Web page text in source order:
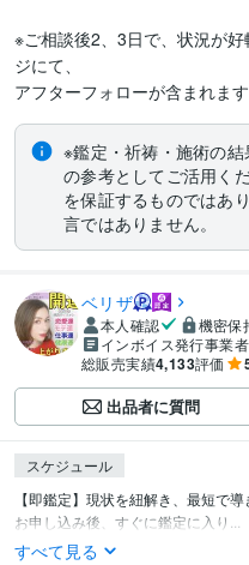
※ご相談後2、3日で、状況が
ジにて、
アフターフォローが含まれます
※鑑定・祈祷・施術の
の参考としてご活用く
を保証するものではあ
言ではありません。
ベリザ
本人確認
機密保
インボイス発行事業者
総販売実績4,133評価
出品者に質問
スケジュール
【即鑑定】現状を紐解き、最短で導
お申し込み後、すぐに鑑定に入り...
すべて見る